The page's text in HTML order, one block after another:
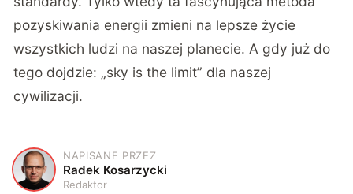
pozyskiwania energii zmieni na lepsze życie
wszystkich ludzi na naszej planecie. A gdy już do
tego dojdzie: „sky is the limit” dla naszej
cywilizacji.
R
NAPISANE PRZEZ
Radek Kosarzycki
Redaktor